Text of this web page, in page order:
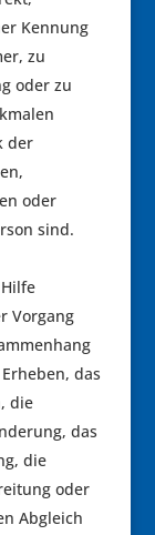
Kennung
zu
oder zu
der
oder
sind.
Vorgang
das
die
das
die
oder
Abgleich